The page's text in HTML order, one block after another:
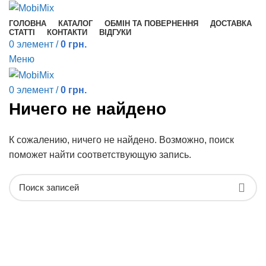
ГОЛОВНА КАТАЛОГ ОБМІН ТА ПОВЕРНЕННЯ
ДОСТАВКА
СТАТТІ
КОНТАКТИ ВІДГУКИ
0 элемент / 0 грн.
Меню
0 элемент / 0 грн.
Ничего не найдено
К сожалению, ничего не найдено. Возможно, поиск
поможет найти соответствующую запись.